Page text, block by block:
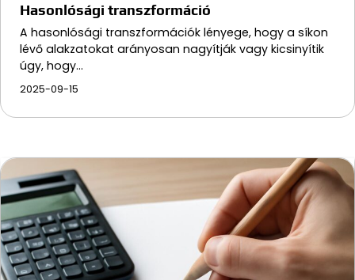
Hasonlósági transzformáció
A hasonlósági transzformációk lényege, hogy a síkon
lévő alakzatokat arányosan nagyítják vagy kicsinyítik
úgy, hogy…
2025-09-15